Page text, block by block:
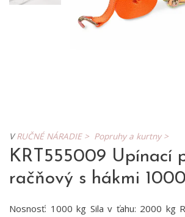
VRUČNÉ NÁRADIE > Popruhy a kurtny >
KRT555009 Upínací
račňový s hákmi
Nosnosť: 1000 kg Sila v ťahu: 2000 kg